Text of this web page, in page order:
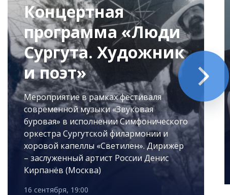
Концертная
программа «Люди
Сургута. Художник
и поэт»
Мероприятие в рамках фестиваля
современной музыки «Звуковая
буровая» в исполнении Симфонического
оркестра Сургутской филармонии и
хоровой капеллы «Светилен». Дирижёр
– заслуженный артист России Денис
Кирпанёв (Москва)
16 сентября, 19:00